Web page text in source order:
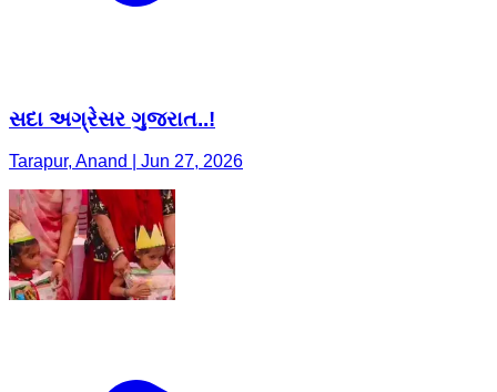
સદા અગ્રેસર ગુજરાત..!
Tarapur, Anand | Jun 27, 2026